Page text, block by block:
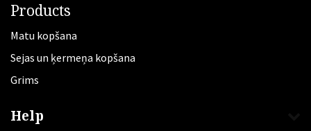
Products
Matu kopšana
Sejas un ķermeņa kopšana
Grims
Help